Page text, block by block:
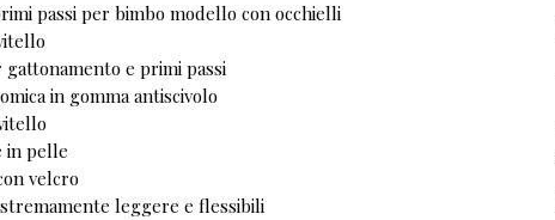
passi per bimbo modello con occhielli
gattonamento e primi passi
in gomma antiscivolo
in pelle
velcro
leggere e flessibili